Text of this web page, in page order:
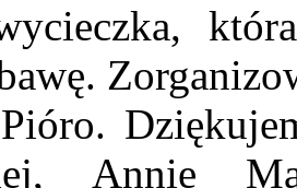
Pióro.
Annie